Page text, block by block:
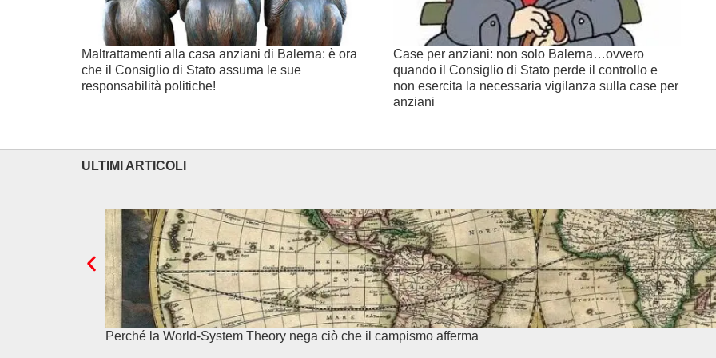
Maltrattamenti alla casa anziani di Balerna: è ora
che il Consiglio di Stato assuma le sue
responsabilità politiche!
Case per anziani: non solo Balerna…ovvero
quando il Consiglio di Stato perde il controllo e
non esercita la necessaria vigilanza sulla case per
anziani
ULTIMI ARTICOLI
Perché la World-System Theory nega ciò che il campismo afferma